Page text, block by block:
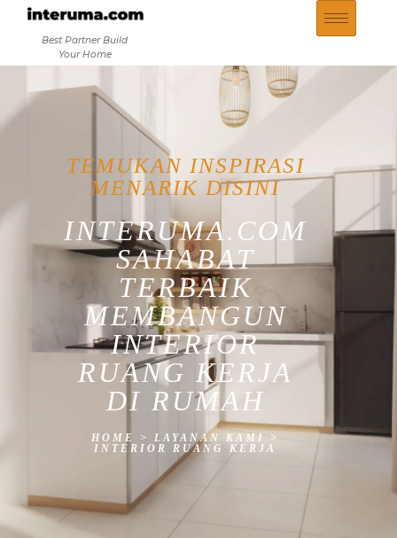
Best Partner Build
Your Home
TEMUKAN INSPIRASI
MENARIK DISINI
INTERUMA.COM
SAHABAT
TERBAIK
MEMBANGUN
INTERIOR
RUANG KERJA
DI RUMAH
HOME > LAYANAN KAMI
>
INTERIOR RUANG KERJA